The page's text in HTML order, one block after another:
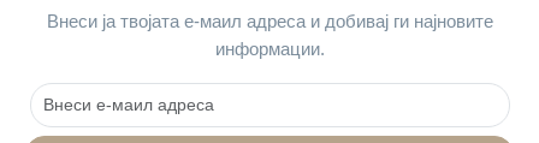
Внеси ја твојата е-маил адреса и добивај ги најновите
информации.